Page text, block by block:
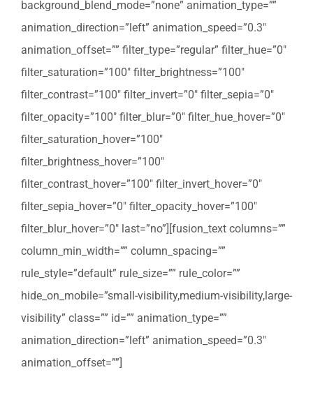
background_blend_mode=”none” animation_type=””
animation_direction=”left” animation_speed=”0.3″
animation_offset=”” filter_type=”regular” filter_hue=”0″
filter_saturation=”100″ filter_brightness=”100″
filter_contrast=”100″ filter_invert=”0″ filter_sepia=”0″
filter_opacity=”100″ filter_blur=”0″ filter_hue_hover=”0″
filter_saturation_hover=”100″
filter_brightness_hover=”100″
filter_contrast_hover=”100″ filter_invert_hover=”0″
filter_sepia_hover=”0″ filter_opacity_hover=”100″
filter_blur_hover=”0″ last=”no”][fusion_text columns=””
column_min_width=”” column_spacing=””
rule_style=”default” rule_size=”” rule_color=””
hide_on_mobile=”small-visibility,medium-visibility,large-
visibility” class=”” id=”” animation_type=””
animation_direction=”left” animation_speed=”0.3″
animation_offset=””]